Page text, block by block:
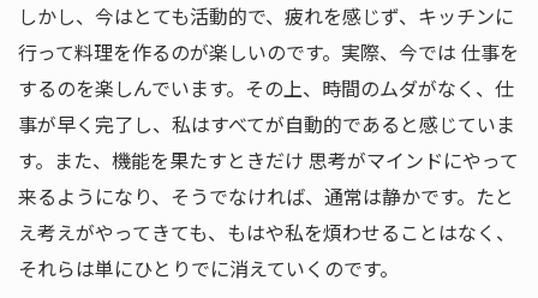
しかし、今はとても活動的で、疲れを感じず、キッチンに
行って料理を作るのが楽しいのです。実際、今では 仕事を
するのを楽しんでいます。その上、時間のムダがなく、仕
事が早く完了し、私はすべてが自動的であると感じていま
す。また、機能を果たすときだけ 思考がマインドにやって
来るようになり、そうでなければ、通常は静かです。たと
え考えがやってきても、もはや私を煩わせることはなく、
それらは単にひとりでに消えていくのです。